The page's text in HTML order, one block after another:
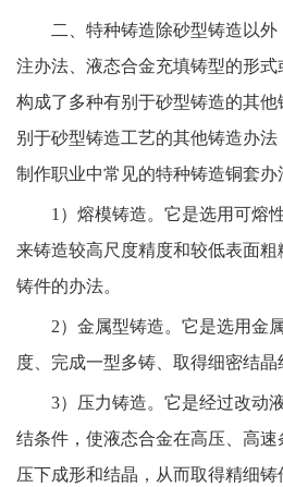
二、特种铸造除砂型铸造以
注办法、液态合金充填铸型的形式
构成了多种有别于砂型铸造的其他
别于砂型铸造工艺的其他铸造办
制作职业中常见的特种铸造铜套办
1 ） 熔模铸造。它是选用可熔
来铸造较高尺度精度和较低表面粗
铸件的办法。
2） 金属型铸造。它是选用金
度、完成一型多铸、取得细密结晶
3） 压力铸造。它是经过改动
结条件，使液态合金在高压、高
压下成形和结晶，从而取得精细铸